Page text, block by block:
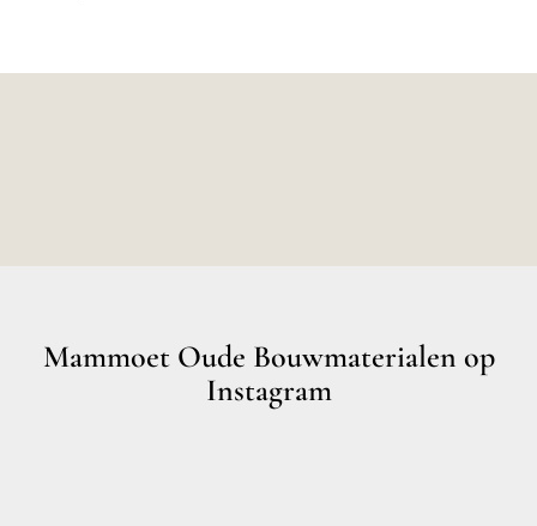
Mammoet Oude Bouwmaterialen op
Instagram